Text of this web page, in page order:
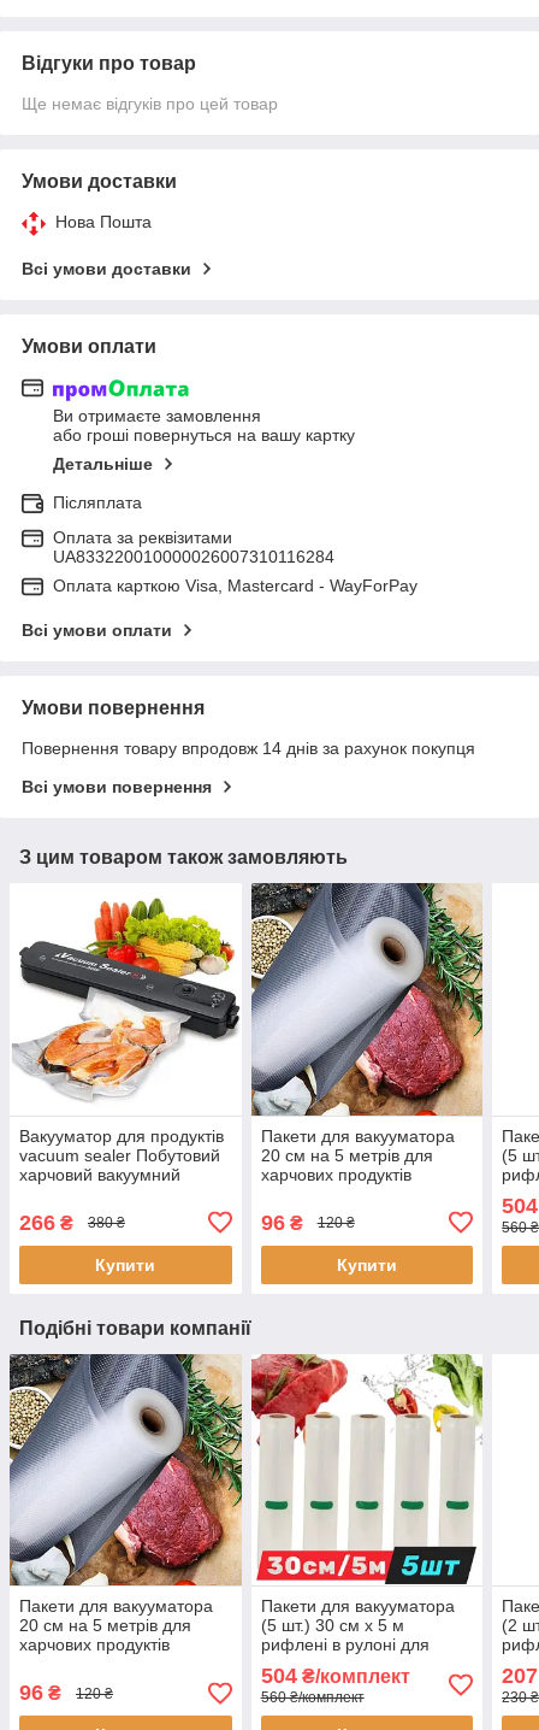
Відгуки про товар
Ще немає відгуків про цей товар
Умови доставки
Нова Пошта
Всі умови доставки
Умови оплати
Ви отримаєте замовлення
або гроші повернуться на вашу картку
Детальніше
Післяплата
Оплата за реквізитами
UA833220010000026007310116284
Оплата карткою Visa, Mastercard - WayForPay
Всі умови оплати
Умови повернення
Повернення товару впродовж 14 днів за рахунок покупця
Всі умови повернення
З цим товаром також замовляють
Вакууматор для продуктів
vacuum sealer Побутовий
харчовий вакуумний
Кухонний
266 ₴ 380 ₴
Купити
Пакети для вакууматора
20 см на 5 метрів для
харчових продуктів
вакуумування їжі
96₴ 120 ₴
Купити
(5
504
560
Подібні товари компанії
Пакети для вакууматора
20 см на 5 метрів для
харчових продуктів
вакуумування їжі
96 ₴ 120 ₴
Пакети для вакууматора
(5 шт.) 30 см x 5 м
рифлені в рулоні для
продуктів
504₴/комплект
560 ₴/комплект
(2
207
230